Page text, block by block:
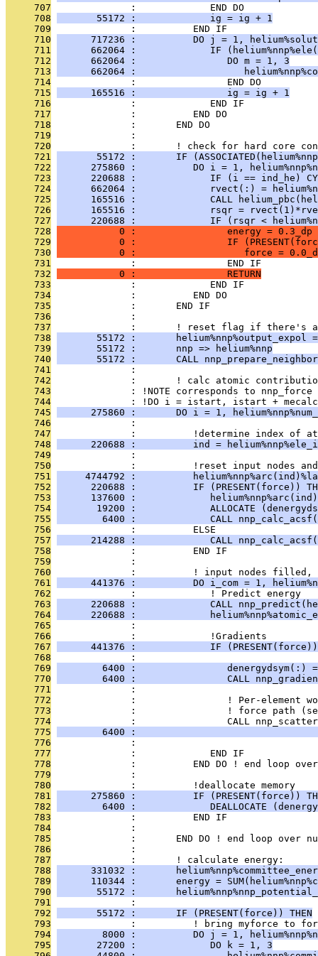
     707
              :             END DO
     708
       55172 :             ig = ig + 1
     709
              :          END IF
     710
717236 :          DO j = 1,
     711
662064 :             IF
     712
      662064 :                DO m = 1, 3
     713
662064 :
     714
              :                END DO
     715
      165516 :                ig = ig + 1
     716
              :             END IF
     717
              :          END DO
     718
              :       END DO
     719
              :
     720
:       ! check for hard core
     721
55172 :       IF
     722
275860 :          DO i = 1,
     723
220688 :             IF (i == ind_he)
     724
662064 :             rvect(:) =
     725
165516 :             CALL
     726
165516 :             rsqr =
     727
220688 :             IF (rsqr <
     728
0 :                energy = 0.3_dp
     729
0 :                IF
     730
0 :                   force =
     731
              :                END IF
     732
           0 :                RETURN
     733
              :             END IF
     734
              :          END DO
     735
              :       END IF
     736
              :
     737
:       ! reset flag if there's
     738
55172 :       helium%nnp%output_expol
     739
       55172 :       nnp => helium%nnp
     740
55172 :       CALL
     741
              :
     742
:       ! calc atomic
     743
: !NOTE corresponds to nnp_force
     744
: !DO i = istart, istart +
     745
275860 :       DO i = 1,
     746
              :
     747
:          !determine index of
     748
220688 :          ind =
     749
              :
     750
:          !reset input nodes
     751
4744792 :
     752
220688 :          IF (PRESENT(force))
     753
137600 :
     754
19200 :             ALLOCATE
     755
6400 :             CALL
     756
              :          ELSE
     757
214288 :             CALL
     758
              :          END IF
     759
              :
     760
:          ! input nodes filled,
     761
441376 :          DO i_com = 1,
     762
              :             ! Predict energy
     763
220688 :             CALL
     764
220688 :
     765
              :
     766
              :             !Gradients
     767
441376 :             IF
     768
              :
     769
6400 :                denergydsym(:)
     770
6400 :                CALL
     771
              :
     772
:                ! Per-element
     773
:                ! force path
     774
:                CALL
     775
6400 :
     776
              :
     777
              :             END IF
     778
:          END DO ! end loop
     779
              :
     780
              :          !deallocate memory
     781
275860 :          IF (PRESENT(force))
     782
6400 :             DEALLOCATE
     783
              :          END IF
     784
              :
     785
:       END DO ! end loop over
     786
              :
     787
              :       ! calculate energy:
     788
331032 :
     789
110344 :       energy =
     790
55172 :
     791
              :
     792
       55172 :       IF (PRESENT(force)) THEN
     793
:          ! bring myforce to
     794
8000 :          DO j = 1,
     795
       27200 :             DO k = 1, 3